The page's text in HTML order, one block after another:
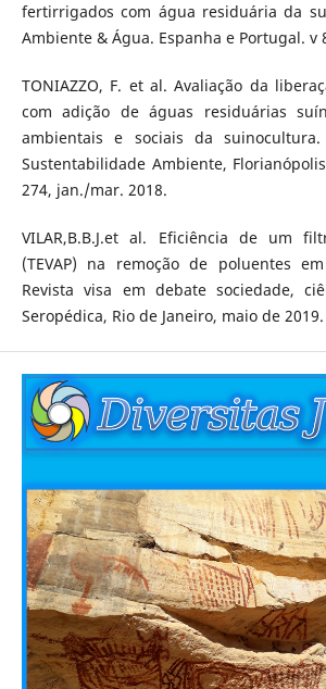
fertirrigados com água residuária da
Ambiente & Água. Espanha e Portugal. v
TONIAZZO, F. et al. Avaliação da
com adição de águas residuárias
ambientais e sociais da
Sustentabilidade Ambiente,
274, jan./mar. 2018.
VILAR,B.B.J.et al. Eficiência de um
(TEVAP) na remoção de poluentes
Revista visa em debate sociedade,
Seropédica, Rio de Janeiro, maio de 2019.